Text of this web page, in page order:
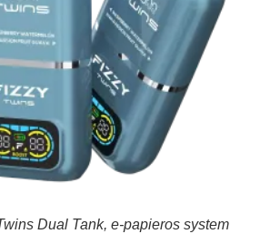
Dual Tank, e-papieros system